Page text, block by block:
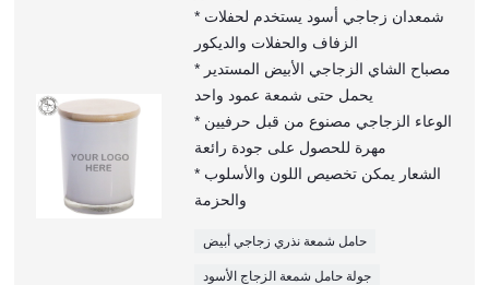
* شمعدان زجاجي أسود يستخدم لحفلات
الزفاف والحفلات والديكور
* مصباح الشاي الزجاجي الأبيض المستدير
يحمل حتى شمعة عمود واحد
* الوعاء الزجاجي مصنوع من قبل حرفيين
مهرة للحصول على جودة رائعة
* الشعار يمكن تخصيص اللون والأسلوب
والحزمة
حامل شمعة نذري زجاجي أبيض
جولة حامل شمعة الزجاج الأسود